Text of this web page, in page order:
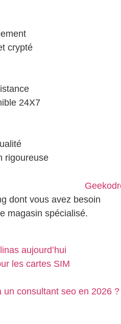
crypté
24X7
rigoureuse
dont vous avez besoin
magasin spécialisé.
aujourd’hui
les cartes SIM
un consultant seo en 2026 ?